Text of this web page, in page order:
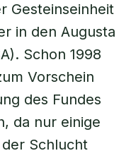
Gesteinseinheit
in den Augusta
Schon 1998
Vorschein
des Fundes
da nur einige
Schlucht